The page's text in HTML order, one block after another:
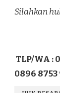
Silahkan
TLP/WA :
0896 8753